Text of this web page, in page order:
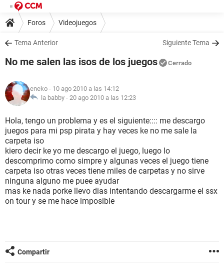
Foros Videojuegos
Tema Anterior Siguiente Tema
No me salen las isos de los juegos Cerrado
eneko - 10 ago 2010 a las 14:12
la babby - 20 ago 2010 a las 12:23
Hola, tengo un problema y es el siguiente:::: me descargo
juegos para mi psp pirata y hay veces ke no me sale la
carpeta iso
kiero decir ke yo me descargo el juego, luego lo
descomprimo como simpre y algunas veces el juego tiene
carpeta iso otras veces tiene miles de carpetas y no sirve
ninguna alguno me puee ayudar
mas ke nada porke llevo dias intentando descargarme el ssx
on tour y se me hace imposible
Compartir